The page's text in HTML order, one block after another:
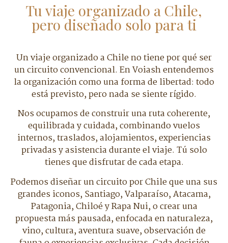
Tu viaje organizado a Chile,
pero diseñado solo para ti
Un viaje organizado a Chile no tiene por qué ser
un circuito convencional. En Voiash entendemos
la organización como una forma de libertad: todo
está previsto, pero nada se siente rígido.
Nos ocupamos de construir una ruta coherente,
equilibrada y cuidada, combinando vuelos
internos, traslados, alojamientos, experiencias
privadas y asistencia durante el viaje. Tú solo
tienes que disfrutar de cada etapa.
Podemos diseñar un circuito por Chile que una sus
grandes iconos, Santiago, Valparaíso, Atacama,
Patagonia, Chiloé y Rapa Nui, o crear una
propuesta más pausada, enfocada en naturaleza,
vino, cultura, aventura suave, observación de